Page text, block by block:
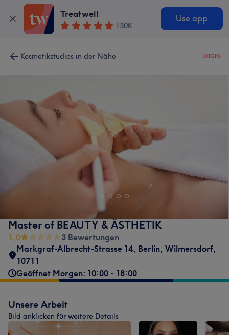
Treatwell
130K
Use app
Kosmetikstudios in der Nähe LOGIN
Master of BEAUTY & ÄSTHETIK
1,0
3 Bewertungen
Markgraf-Albrecht-Strasse 14, Berlin, Wilmersdorf,
10711
Geöffnet Morgen: 10:00 - 18:00
Unsere Arbeit
Bild anklicken für weitere Details